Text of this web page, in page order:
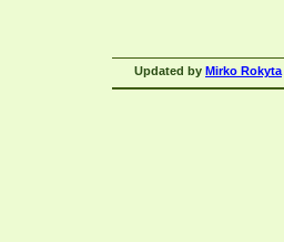
Updated by Mirko Rokyta